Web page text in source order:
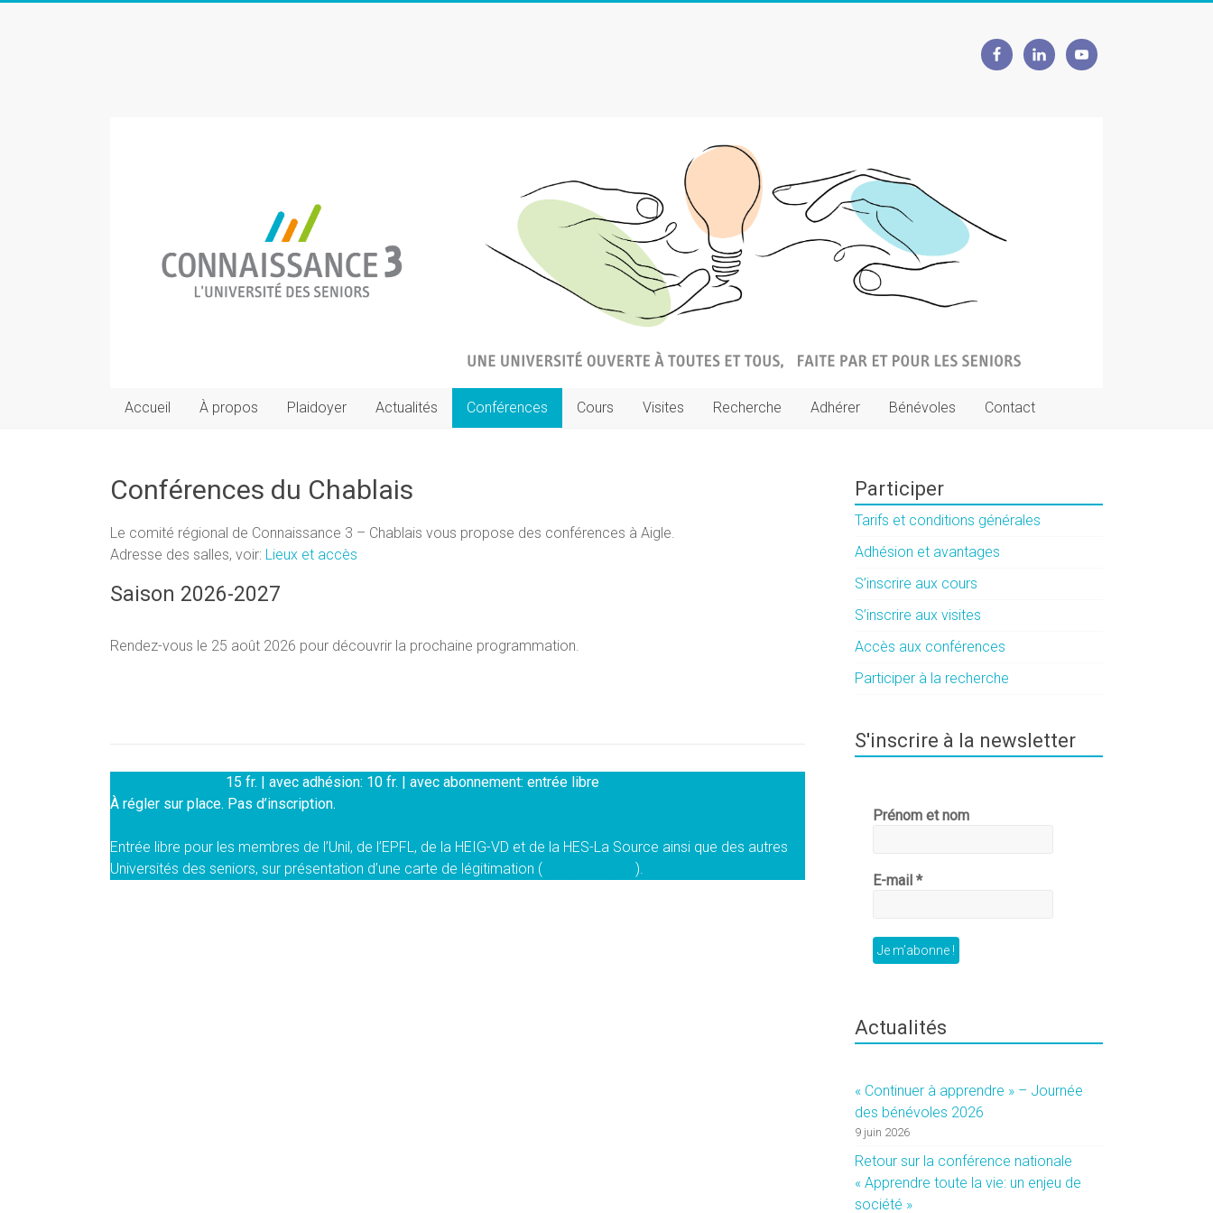
Accueil À propos Plaidoyer Actualités Conférences Cours Visites Recherche Adhérer Bénévoles Contact
Conférences du Chablais
Le comité régional de Connaissance 3 – Chablais vous propose des conférences à Aigle.
Adresse des salles, voir: Lieux et accès
Saison 2026-2027
Rendez-vous le 25 août 2026 pour découvrir la prochaine programmation.
15 fr. | avec adhésion: 10 fr. | avec abonnement: entrée libre
À régler sur place. Pas d’inscription.
Entrée libre pour les membres de l’Unil, de l’EPFL, de la HEIG-VD et de la HES-La Source ainsi que des autres
Universités des seniors, sur présentation d’une carte de légitimation (
).
Participer
Tarifs et conditions générales
Adhésion et avantages
S’inscrire aux cours
S’inscrire aux visites
Accès aux conférences
Participer à la recherche
S'inscrire à la newsletter
Prénom et nom
E-mail *
Actualités
« Continuer à apprendre » – Journée
des bénévoles 2026
9 juin 2026
Retour sur la conférence nationale
« Apprendre toute la vie: un enjeu de
société »